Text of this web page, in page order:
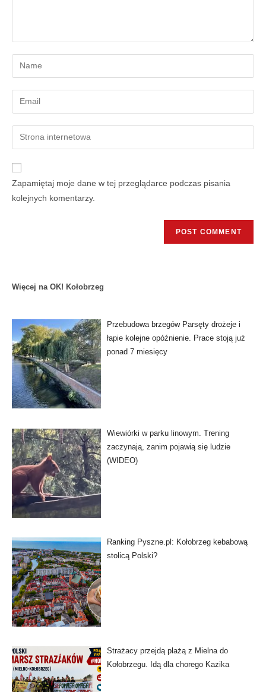
Zapamiętaj moje dane w tej przeglądarce podczas pisania
kolejnych komentarzy.
Więcej na OK! Kołobrzeg
Przebudowa brzegów Parsęty drożeje i
łapie kolejne opóźnienie. Prace stoją już
ponad 7 miesięcy
Wiewiórki w parku linowym. Trening
zaczynają, zanim pojawią się ludzie
(WIDEO)
Ranking Pyszne.pl: Kołobrzeg kebabową
stolicą Polski?
Strażacy przejdą plażą z Mielna do
Kołobrzegu. Idą dla chorego Kazika